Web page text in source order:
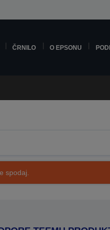
ČRNILO O EPSONU
spodaj.